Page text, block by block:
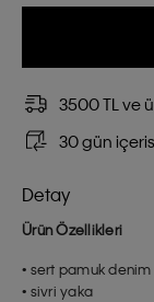
3500 TL ve
30 gün
Detay
Ürün Özellikleri
• sert pamuk denim
• sivri yaka